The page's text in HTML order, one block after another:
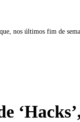
nos últimos fim de